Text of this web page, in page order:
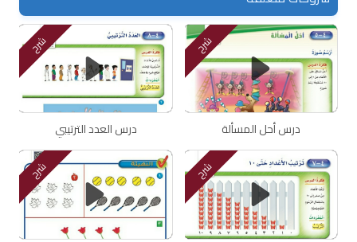
شرح
درس أحل المسألة
شرح
درس العدد الترتيبي
شرح شرح